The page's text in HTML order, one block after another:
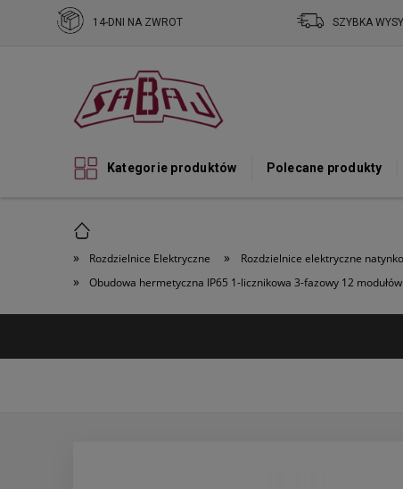
Kategorie produktów Polecane produkty
» Rozdzielnice Elektryczne » Rozdzielnice elektryczne
» Obudowa hermetyczna IP65 1-licznikowa 3-fazowy 12
14-DNI NA ZWROT SZYBKA